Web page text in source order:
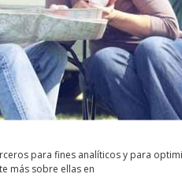
para fines analíticos y para
más sobre ellas en